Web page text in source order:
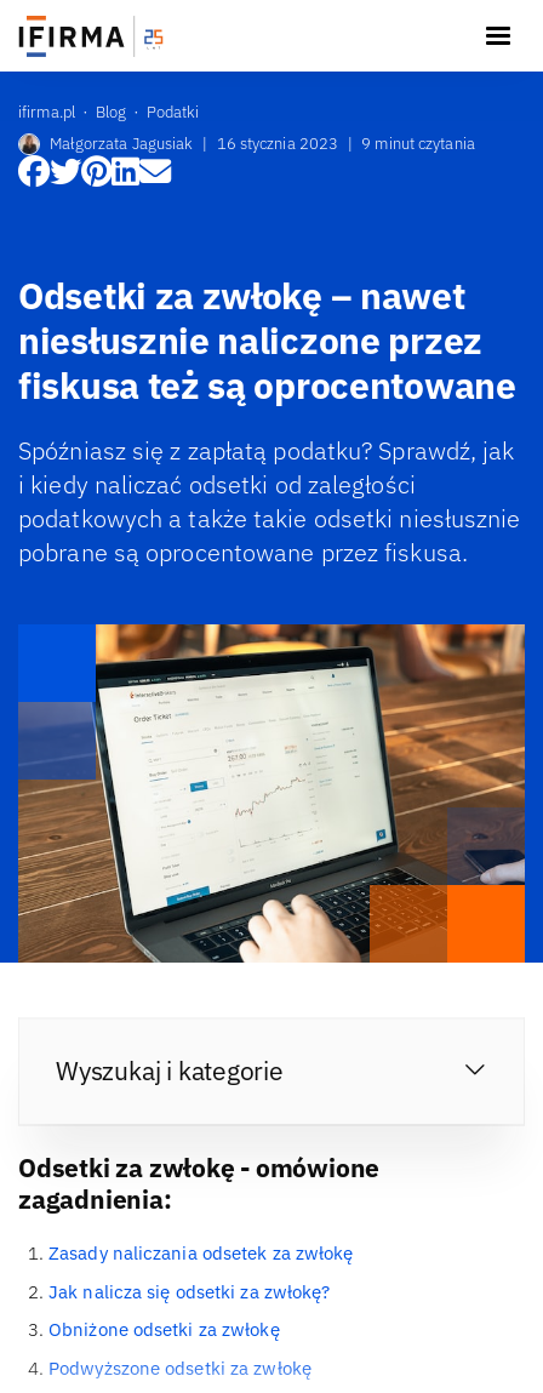
ifirma.pl Blog
Podatki
Małgorzata Jagusiak | 16 stycznia 2023 | 9 minut czytania
Odsetki za zwłokę – nawet
niesłusznie naliczone przez
fiskusa też są oprocentowane
Spóźniasz się z zapłatą podatku? Sprawdź, jak
i kiedy naliczać odsetki od zaległości
podatkowych a także takie odsetki niesłusznie
pobrane są oprocentowane przez fiskusa.
Wyszukaj i kategorie
Odsetki za zwłokę - omówione
zagadnienia:
Zasady naliczania odsetek za zwłokę
Jak nalicza się odsetki za zwłokę?
Obniżone odsetki za zwłokę
Podwyższone odsetki za zwłokę